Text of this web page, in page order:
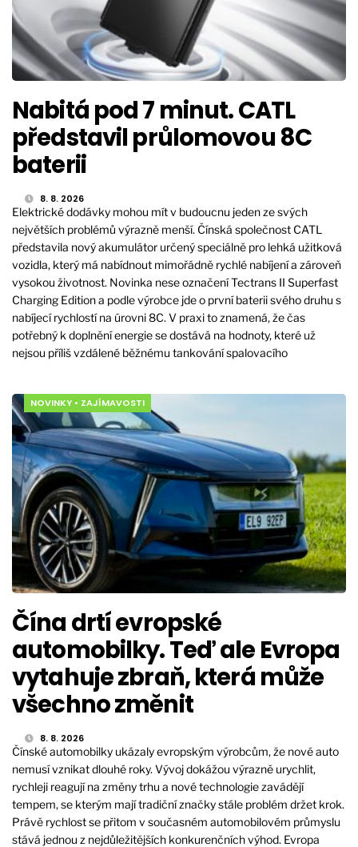
Nabitá pod 7 minut. CATL
představil průlomovou 8C
baterii
8. 8. 2026
Elektrické dodávky mohou mít v budoucnu jeden ze svých
největších problémů výrazně menší. Čínská společnost CATL
představila nový akumulátor určený speciálně pro lehká užitková
vozidla, který má nabídnout mimořádně rychlé nabíjení a zároveň
vysokou životnost. Novinka nese označení Tectrans II Superfast
Charging Edition a podle výrobce jde o první baterii svého druhu s
nabíjecí rychlostí na úrovni 8C. V praxi to znamená, že čas
potřebný k doplnění energie se dostává na hodnoty, které už
nejsou příliš vzdálené běžnému tankování spalovacího
NOVINKY • ZAJÍMAVOSTI
Čína drtí evropské
automobilky. Teď ale Evropa
vytahuje zbraň, která může
všechno změnit
8. 8. 2026
Čínské automobilky ukázaly evropským výrobcům, že nové auto
nemusí vznikat dlouhé roky. Vývoj dokážou výrazně urychlit,
rychleji reagují na změny trhu a nové technologie zavádějí
tempem, se kterým mají tradiční značky stále problém držet krok.
Právě rychlost se přitom v současném automobilovém průmyslu
stává jednou z nejdůležitějších konkurenčních výhod. Evropa